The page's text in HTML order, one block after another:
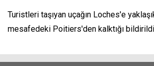
Turistleri taşıyan uçağın Loches'e
mesafedeki Poitiers'den kalktığı